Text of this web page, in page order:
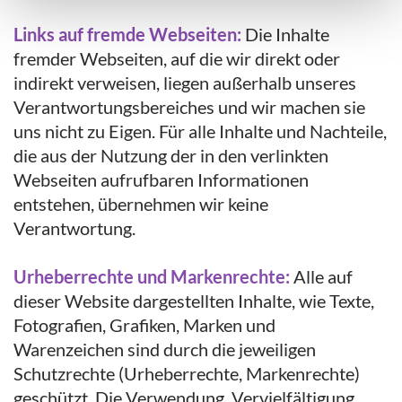
Links auf fremde Webseiten: Die Inhalte
fremder Webseiten, auf die wir direkt oder
indirekt verweisen, liegen außerhalb unseres
Verantwortungsbereiches und wir machen sie
uns nicht zu Eigen. Für alle Inhalte und Nachteile,
die aus der Nutzung der in den verlinkten
Webseiten aufrufbaren Informationen
entstehen, übernehmen wir keine
Verantwortung.
Urheberrechte und Markenrechte: Alle auf
dieser Website dargestellten Inhalte, wie Texte,
Fotografien, Grafiken, Marken und
Warenzeichen sind durch die jeweiligen
Schutzrechte (Urheberrechte, Markenrechte)
geschützt. Die Verwendung, Vervielfältigung